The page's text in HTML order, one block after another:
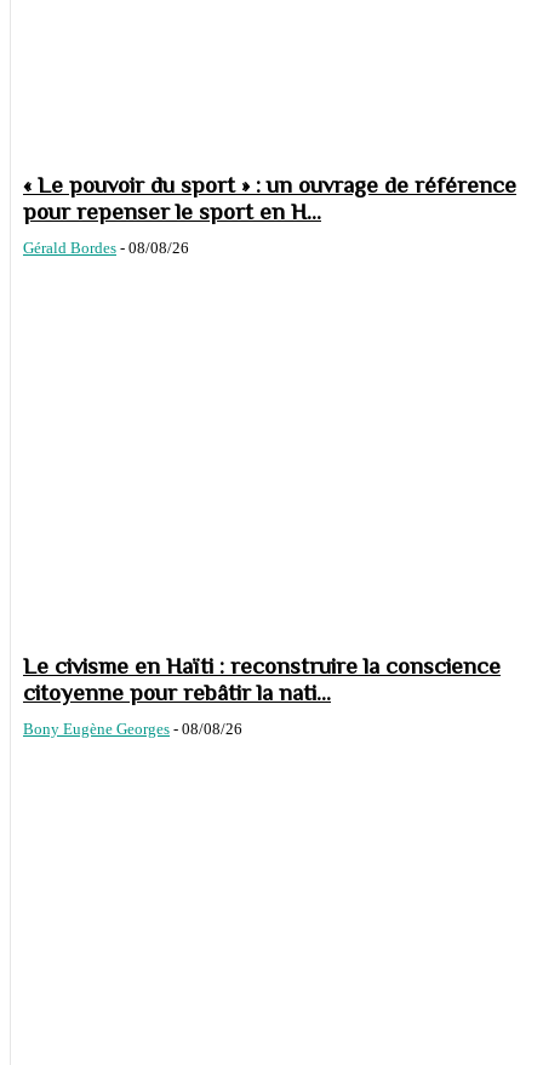
« Le pouvoir du sport » : un ouvrage de référence
pour repenser le sport en H...
Gérald Bordes - 08/08/26
Le civisme en Haïti : reconstruire la conscience
citoyenne pour rebâtir la nati...
Bony Eugène Georges - 08/08/26